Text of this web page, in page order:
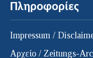
Πληροφορίες
Impressum /
Αρχείο / Zeitungs-